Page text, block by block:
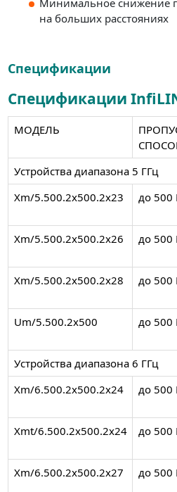
на больших расстояниях
Спецификации
Спецификации
МОДЕЛЬ
Устройства диапазона 5 ГГц
Xm/5.500.2x500.2x23
до
Xm/5.500.2x500.2x26 до
Xm/5.500.2x500.2x28 до
Um/5.500.2x500 до
Устройства диапазона 6 ГГц
Xm/6.500.2x500.2x24
до
Xmt/6.500.2x500.2x24 до
Xm/6.500.2x500.2x27 до